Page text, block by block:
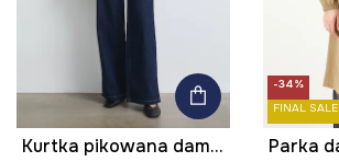
Kurtka pikowana damska
-34%
FINAL SALE